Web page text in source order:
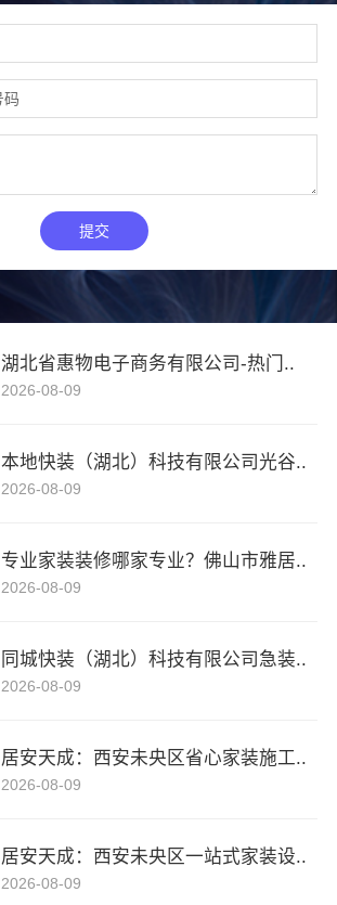
湖北省惠物电子商务有限公司-热门..
2026-08-09
本地快装（湖北）科技有限公司光谷..
2026-08-09
专业家装装修哪家专业？佛山市雅居..
2026-08-09
同城快装（湖北）科技有限公司急装..
2026-08-09
居安天成：西安未央区省心家装施工..
2026-08-09
居安天成：西安未央区一站式家装设..
2026-08-09
提交